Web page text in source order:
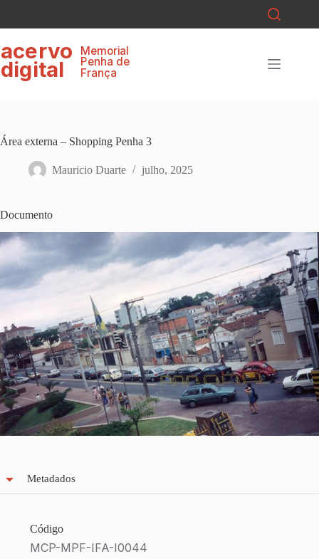
o
Memorial
Penha de
França
acervo
digital
Área externa – Shopping Penha 3
Mauricio Duarte julho, 2025
Documento
Metadados
Código
MCP-MPF-IFA-I0044